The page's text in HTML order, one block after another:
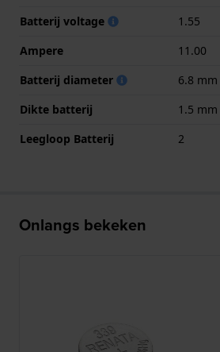
Batterij voltage
1.55
Ampere
11.00
Batterij diameter
6.8 mm
Dikte batterij
1.5 mm
Leegloop Batterij
2
Onlangs bekeken